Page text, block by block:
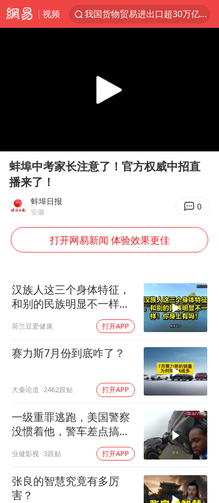
视频
我国货物贸易进出口超30万亿元
山东潍坊发布大风黄色预警
宇树科技中一签需缴款7.54万元
福建泉州市委书记张毅恭被查
公司“上四休三”但要降薪1000元
东方之约 相约未来
Play
蚌埠中考家长注意了！官方权威中招直
播来了！
蚌埠日报
安徽 0
打开网易新闻 体验效果更佳
汉族人这三个身体特征，
和别的民族明显不一样！
荷兰豆爱健康 打开APP
赛力斯7月份到底咋了？
大秦论道 2462跟贴 打开APP
一级重罪逃跑，美国警察
没惯着他，警车差点搞报
业健影视 3跟贴 打开APP
张良的智慧究竟有多厉
害？